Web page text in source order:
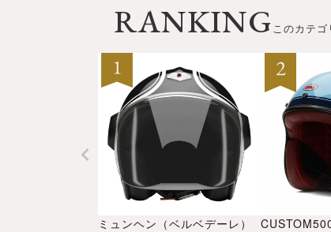
RANKINGこのカテゴ
ミュンヘン（ベルベデーレ）